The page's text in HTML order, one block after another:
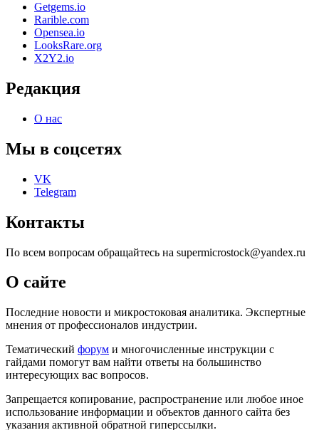
Getgems.io
Rarible.com
Opensea.io
LooksRare.org
X2Y2.io
Редакция
О нас
Мы в соцсетях
VK
Telegram
Контакты
По всем вопросам обращайтесь на supermicrostock@yandex.ru
О сайте
Последние новости и микростоковая аналитика. Экспертные
мнения от профессионалов индустрии.
Тематический форум и многочисленные инструкции с
гайдами помогут вам найти ответы на большинство
интересующих вас вопросов.
Запрещается копирование, распространение или любое иное
использование информации и объектов данного сайта без
указания активной обратной гиперссылки.